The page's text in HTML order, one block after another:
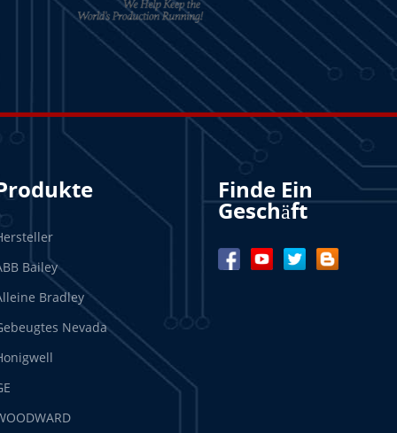
Bailey
Bradley
Nevada
Finde Ein
Geschäft